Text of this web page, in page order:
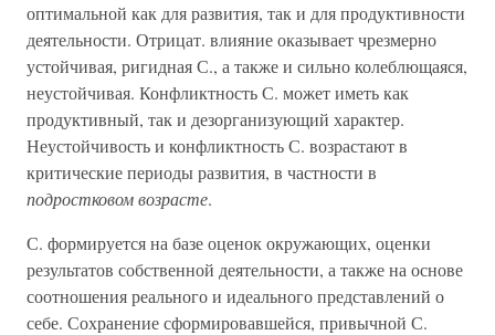
оптимальной как для развития, так и для продуктивности
деятельности. Отрицат. влияние оказывает чрезмерно
устойчивая, ригидная С., а также и сильно колеблющаяся,
неустойчивая. Конфликтность С. может иметь как
продуктивный, так и дезорганизующий характер.
Неустойчивость и конфликтность С. возрастают в
критические периоды развития, в частности в
подростковом возрасте.
С. формируется на базе оценок окружающих, оценки
результатов собственной деятельности, а также на основе
соотношения реального и идеального представлений о
себе. Сохранение сформировавшейся, привычной С.